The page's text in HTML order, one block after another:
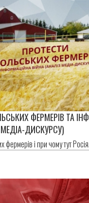
ФЕРМЕРІВ ТА
ДИСКУРСУ)
і при чому тут